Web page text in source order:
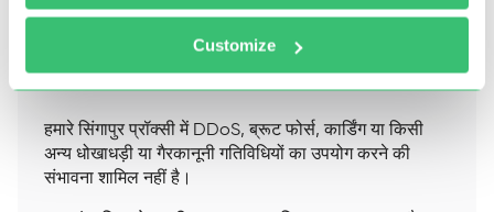
Customize
हमारे सिंगापुर प्रॉक्सी में DDoS, ब्रूट फोर्स, कार्डिंग या किसी
अन्य धोखाधड़ी या गैरकानूनी गतिविधियों का उपयोग करने की
संभावना शामिल नहीं है।